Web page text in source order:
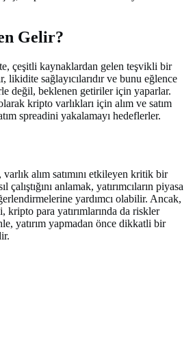
Gelir?
çeşitli kaynaklardan gelen teşvikli bir
likidite sağlayıcılarıdır ve bunu eğlence
değil, beklenen getiriler için yaparlar.
kripto varlıkları için alım ve satım
spreadini yakalamayı hedeflerler.
alım satımını etkileyen kritik bir
anlamak, yatırımcıların piyasa
yardımcı olabilir. Ancak,
kripto para yatırımlarında da riskler
yatırım yapmadan önce dikkatli bir